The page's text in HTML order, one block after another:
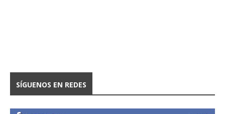
SÍGUENOS EN REDES